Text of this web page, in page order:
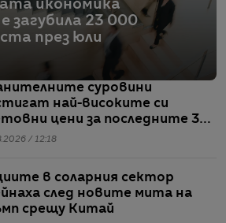
икономика
загубила 23 000
през юли
суровини
най-високите си
цени за последните 3
/ 12:18
в соларния сектор
след новите мита на
срещу Китай